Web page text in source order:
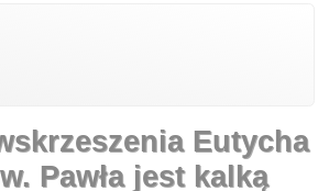
Eutycha
Pawła jest kalką